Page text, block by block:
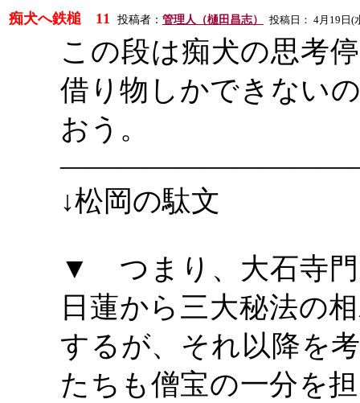
痴犬へ鉄槌 11 投稿者： 管理人（樋田昌志） 投稿日： 4月 19 日 (
この段は痴犬の思考
借り物しかできない
おう。
↓松岡の駄文
▼ つまり、大石寺門
日蓮から三大秘法の
するが、それ以降を
たちも僧宝の一分を